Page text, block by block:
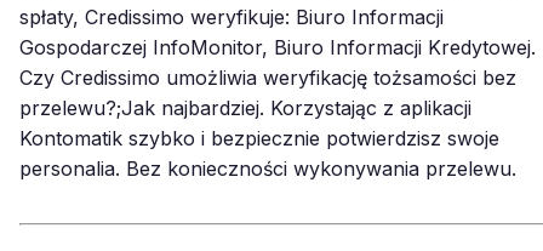
spłaty, Credissimo weryfikuje: Biuro Informacji
Gospodarczej InfoMonitor, Biuro Informacji Kredytowej.
Czy Credissimo umożliwia weryfikację tożsamości bez
przelewu?;Jak najbardziej. Korzystając z aplikacji
Kontomatik szybko i bezpiecznie potwierdzisz swoje
personalia. Bez konieczności wykonywania przelewu.